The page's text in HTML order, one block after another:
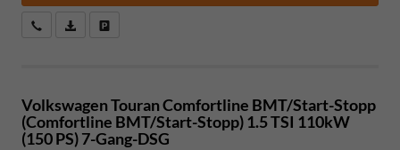
Kostenloser Rückruf-Service
PDF-Datei, Fahrzeugexposé drucken
Volkswagen TouranComfortline BMT/Start-Stopp
(Comfortline BMT/Start-Stopp) 1.5 TSI 110kW
(150 PS) 7-Gang-DSG